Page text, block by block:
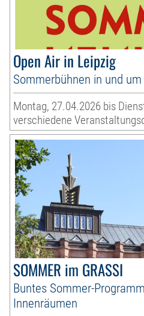
Open Air in Leipzig
Sommerbühnen in und
Montag, 27.04.2026 bis
verschiedene
SOMMER im GRASSI
Buntes Sommer-
Innenräumen